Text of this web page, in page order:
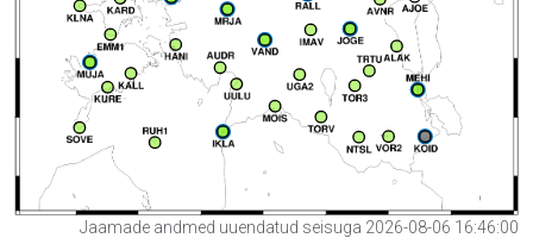
Jaamade andmed uuendatud seisuga 2026-08-06 16:46:00